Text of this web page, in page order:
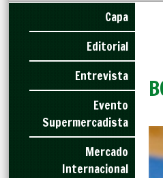
Capa
Editorial
Entrevista
Evento
Supermercadista
Mercado
Internacional